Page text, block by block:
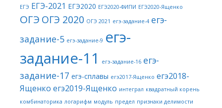
ЕГЭ ЕГЭ-2021 ЕГЭ2020 ЕГЭ2020-ФИПИ ЕГЭ2020-Ященко
ОГЭ ОГЭ 2020 ОГЭ 2021 егэ-задание-4 егэ-
задание-5 егэ-задание-9 егэ-
задание-11
егэ-задание-16 егэ-
задание-17 егэ-сплавы егэ2017-Ященко егэ2018-
Ященко егэ2019-Ященко интеграл квадратный корень
комбинаторика логарифм модуль предел признаки делимости